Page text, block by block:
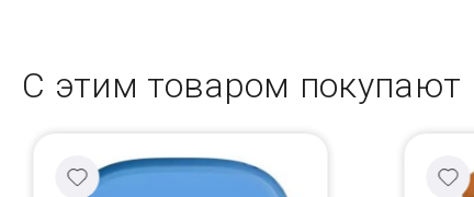
С этим товаром покупают